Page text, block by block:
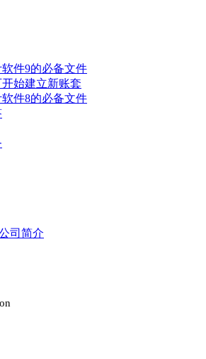
软件9的必备文件
始建立新账套
软件8的必备文件
司简介